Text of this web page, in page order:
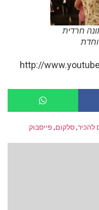
חרדית
http://
להכיר,סלקום, פייסבוק